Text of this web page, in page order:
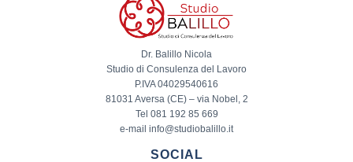
Dr. Balillo Nicola
Studio di Consulenza del Lavoro
P.IVA 04029540616
81031 Aversa (CE) – via Nobel, 2
Tel 081 192 85 669
e-mail info@studiobalillo.it
SOCIAL